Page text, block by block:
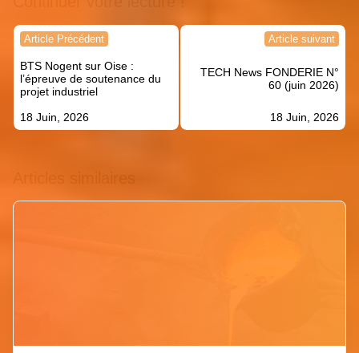
Navigation
l’article
Article Précédent
BTS Nogent sur Oise :
l’épreuve de soutenance du
projet industriel
18 Juin, 2026
Article suivant
TECH News FONDERIE N°
60 (juin 2026)
18 Juin, 2026